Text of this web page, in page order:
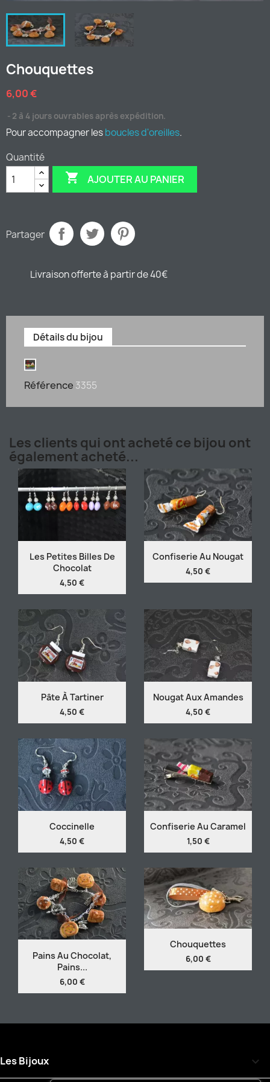
Chouquettes
6,00 €
2 à 4 jours ouvrables après expédition.
Pour accompagner lesboucles d'oreilles.
Quantité
 AJOUTER AU PANIER
Partager
Livraison offerte à partir de 40€
Détails du bijou
Référence 3355
Les clients qui ont acheté ce bijou ont
également acheté...
Les Petites Billes De
Chocolat
4,50 €
Confiserie Au Nougat
4,50 €
Pâte À Tartiner
4,50 €
Nougat Aux Amandes
4,50 €
Coccinelle
4,50 €
Confiserie Au Caramel
1,50 €
Pains Au Chocolat,
Pains...
6,00 €
Chouquettes
6,00 €
Les Bijoux 